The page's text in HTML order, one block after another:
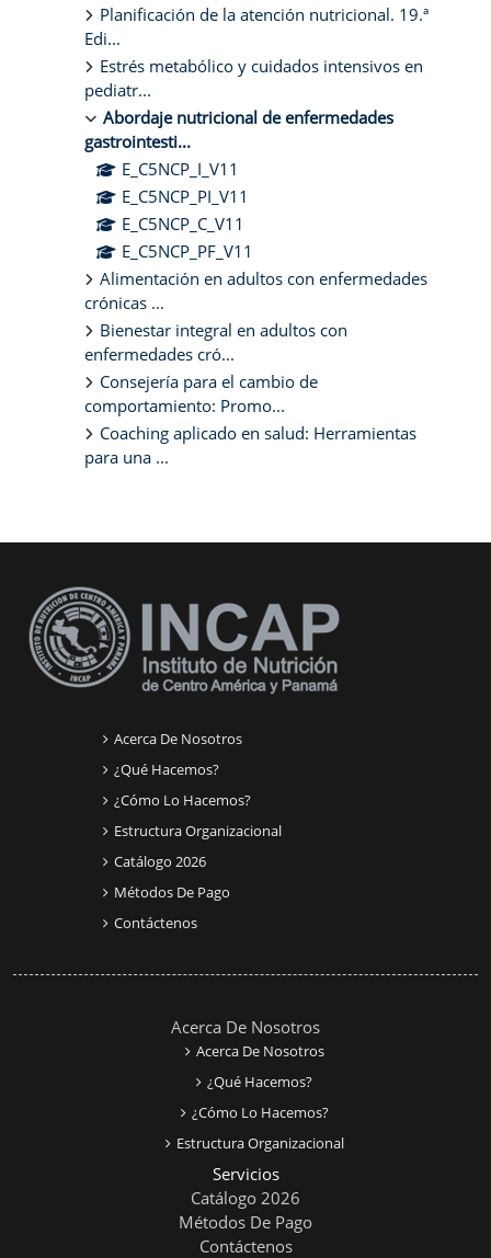
Planificación de la atención nutricional. 19.ª
Edi...
Estrés metabólico y cuidados intensivos en
pediatr...
Abordaje nutricional de enfermedades
gastrointesti...
E_C5NCP_I_V11
E_C5NCP_PI_V11
E_C5NCP_C_V11
E_C5NCP_PF_V11
Alimentación en adultos con enfermedades
crónicas ...
Bienestar integral en adultos con
enfermedades cró...
Consejería para el cambio de
comportamiento: Promo...
Coaching aplicado en salud: Herramientas
para una ...
Bloques suplementarios
Acerca De Nosotros
¿Qué Hacemos?
¿Cómo Lo Hacemos?
Estructura Organizacional
Catálogo 2026
Métodos De Pago
Contáctenos
Acerca De Nosotros
Acerca De Nosotros
¿Qué Hacemos?
¿Cómo Lo Hacemos?
Estructura Organizacional
Servicios
Catálogo 2026
Métodos De Pago
Contáctenos